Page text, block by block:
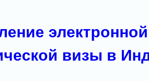
электронной
визы в